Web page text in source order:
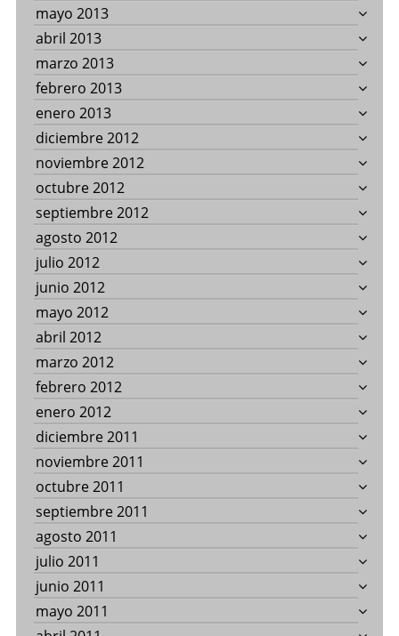
mayo 2013
abril 2013
marzo 2013
febrero 2013
enero 2013
diciembre 2012
noviembre 2012
octubre 2012
septiembre 2012
agosto 2012
julio 2012
junio 2012
mayo 2012
abril 2012
marzo 2012
febrero 2012
enero 2012
diciembre 2011
noviembre 2011
octubre 2011
septiembre 2011
agosto 2011
julio 2011
junio 2011
mayo 2011